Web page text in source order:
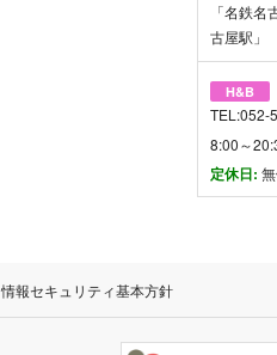
「名鉄
古屋駅」
H&B
TEL:052-
8:00～
定休日:
情報セキュリティ基本方針